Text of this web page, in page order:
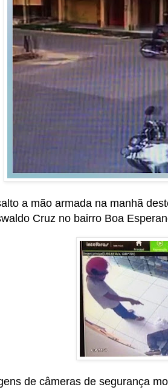
a mão armada na manhã
Cruz no bairro Boa
de câmeras de segurança